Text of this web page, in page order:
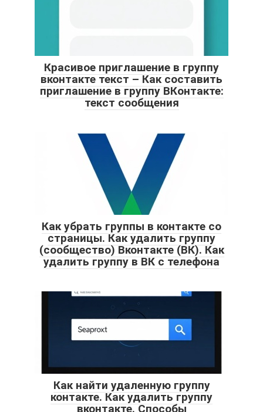
Красивое приглашение в группу
вконтакте текст – Как составить
приглашение в группу ВКонтакте:
текст сообщения
Как убрать группы в контакте со
страницы. Как удалить группу
(сообщество) Вконтакте (ВК). Как
удалить группу в ВК с телефона
Как найти удаленную группу
контакте. Как удалить группу
вконтакте. Способы